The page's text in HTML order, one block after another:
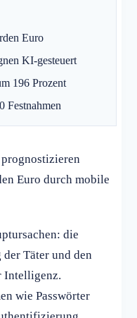
Euro
KI-gesteuert
196 Prozent
Festnahmen
Euro durch mobile
die
Täter und den
Intelligenz.
wie Passwörter